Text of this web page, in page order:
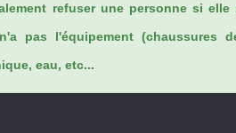
refuser une personne si
pas l'équipement (chaussures
eau, etc...